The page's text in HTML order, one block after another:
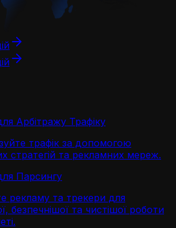
Арбітражу Трафіку
трафік за допомогою
стратегій та рекламних мереж.
Парсингу
рекламу та трекери для
безпечнішої та чистішої роботи